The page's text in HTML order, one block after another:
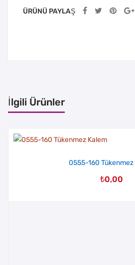
ÜRÜNÜ PAYLAŞ
İlgili Ürünler
0555-160 Tükenmez
₺0,00